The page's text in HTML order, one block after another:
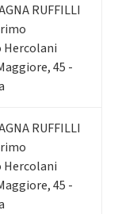
RUFFILLI
Hercolani
45 -
RUFFILLI
Hercolani
45 -